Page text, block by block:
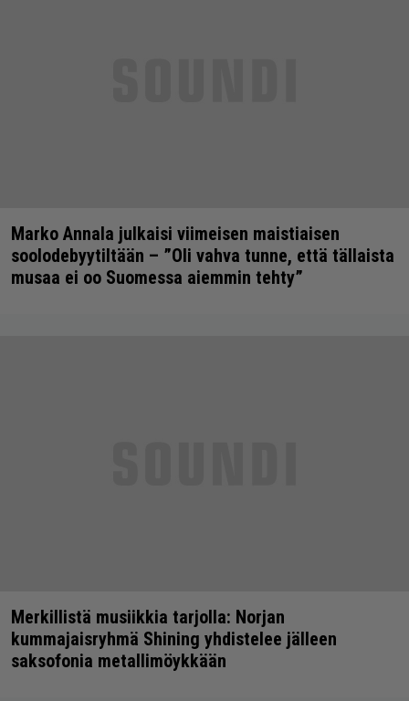
Marko Annala julkaisi viimeisen maistiaisen
soolodebyytiltään – ”Oli vahva tunne, että tällaista
musaa ei oo Suomessa aiemmin tehty”
Merkillistä musiikkia tarjolla: Norjan
kummajaisryhmä Shining yhdistelee jälleen
saksofonia metallimöykkään